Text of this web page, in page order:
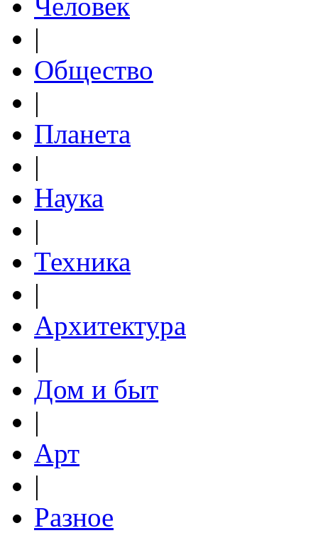
|
Общество
|
Планета
|
Наука
|
Техника
|
Архитектура
|
Дом и быт
|
Арт
|
Разное